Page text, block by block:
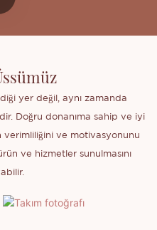
yer değil, aynı zamanda
Doğru donanıma sahip ve iyi
verimliliğini ve motivasyonunu
ve hizmetler sunulmasını